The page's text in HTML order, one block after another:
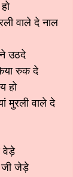
वाले दे नाल
उठदे
रुक दे
हो
मुरली वाले दे
वेड़े
जी जेड़े